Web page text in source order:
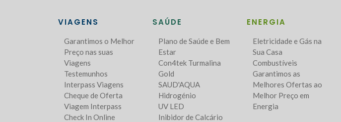
VIAGENS
Garantimos o Melhor
Preço nas suas
Viagens
Testemunhos
Interpass Viagens
Cheque de Oferta
Viagem Interpass
Check In Online
SAÚDE
Plano de Saúde e Bem
Estar
Con4tek Turmalina
Gold
SAUD'AQUA
Hidrogénio
UV LED
Inibidor de Calcário
ENERGIA
Eletricidade e Gás na
Sua Casa
Combustíveis
Garantimos as
Melhores Ofertas ao
Melhor Preço em
Energia